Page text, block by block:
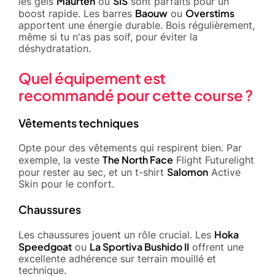
boost rapide. Les barres Baouw ou Overstims
apportent une énergie durable. Bois régulièrement,
même si tu n'as pas soif, pour éviter la
déshydratation.
Quel équipement est
recommandé pour cette course ?
Vêtements techniques
Opte pour des vêtements qui respirent bien. Par
exemple, la veste The North Face Flight Futurelight
pour rester au sec, et un t-shirt Salomon Active
Skin pour le confort.
Chaussures
Les chaussures jouent un rôle crucial. Les Hoka
Speedgoat ou La Sportiva Bushido II offrent une
excellente adhérence sur terrain mouillé et
technique.